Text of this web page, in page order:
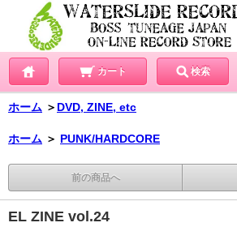
カート 検索
ホーム ＞ DVD, ZINE, etc
ホーム ＞ PUNK/HARDCORE
前の商品へ
EL ZINE vol.24